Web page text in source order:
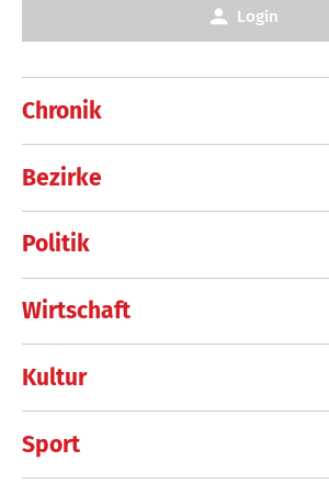
Chronik
Bezirke
Politik
Wirtschaft
Kultur
Sport
Login